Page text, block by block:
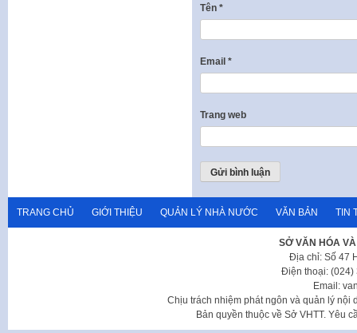
Tên *
Email *
Trang web
TRANG CHỦ GIỚI THIỆU QUẢN LÝ NHÀ NƯỚC VĂN BẢN TIN
SỞ VĂN HÓA
Địa chỉ: Số 47
Điện thoại: (024)
Email:
Chịu trách nhiệm phát ngôn và quản lý nội
Bản quyền thuộc về Sở VHTT. Yêu